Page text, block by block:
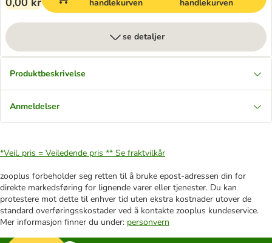
handlekurven
handlekurven
se detaljer
Produktbeskrivelse
Anmeldelser
*Veil. pris = Veiledende pris ** Se fraktvilkår
zooplus forbeholder seg retten til å bruke epost-adressen din for
direkte markedsføring for lignende varer eller tjenester. Du kan
protestere mot dette til enhver tid uten ekstra kostnader utover de
standard overføringsskostader ved å kontakte zooplus kundeservice.
Mer informasjon finner du under: personvern